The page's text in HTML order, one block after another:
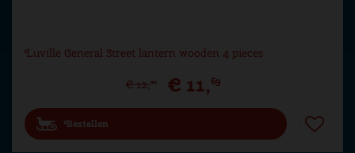
Luville General Street lantern wooden 4 pieces
€ 12,99 € 11,69
Bestellen